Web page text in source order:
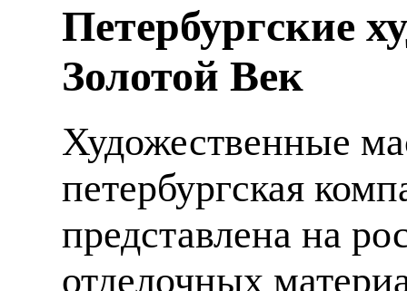
Петербургские
Золотой Век
Художественные
петербургская
представлена на
отделочных